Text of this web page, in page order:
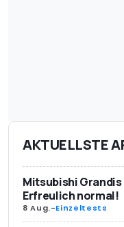
AKTUELLSTE
Mitsubishi
Erfreulich normal!
8 Aug.-Einzeltests